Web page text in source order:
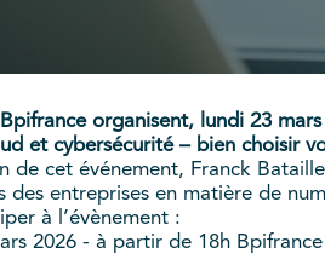
Bpifrance organisent, lundi 23
et cybersécurité – bien choisir
de cet événement, Franck
des entreprises en matière de
à l’évènement :
2026 - à partir de 18h